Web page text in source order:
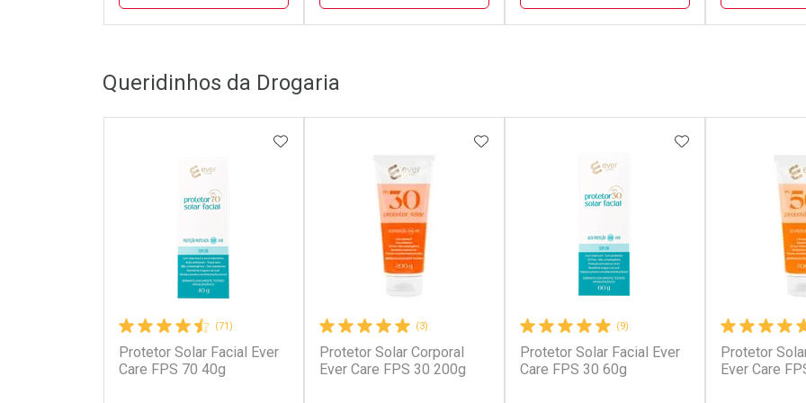
Dermaclub
Ativar Desconto
Por Menos Laboratório
Ativar Desconto
Por Menos
Ativar Desconto Ativar
Queridinhos da Drogaria
(71)
Protetor Solar Facial Ever
Care FPS 70 40g
ADICIONAR AOS FAVORITOS
(3)
Protetor Solar Corporal
Ever Care FPS 30 200g
ADICIONAR AOS FAVORITOS
(9)
Protetor Solar Facial Ever
Care FPS 30 60g
ADICIONAR AOS
Protetor
Ever Care